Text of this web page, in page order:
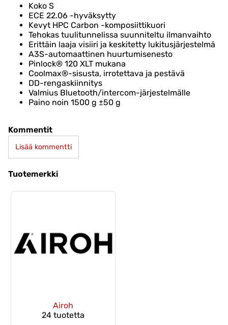
Koko S
ECE 22.06 -hyväksytty
Kevyt HPC Carbon -komposiittikuori
Tehokas tuulitunnelissa suunniteltu ilmanvaihto
Erittäin laaja visiiri ja keskitetty lukitusjärjestelmä
A3S-automaattinen huurtumisenesto
Pinlock® 120 XLT mukana
Coolmax®-sisusta, irrotettava ja pestävä
DD-rengaskiinnitys
Valmius Bluetooth/intercom-järjestelmälle
Paino noin 1500 g ±50 g
Kommentit
Lisää kommentti
Tuotemerkki
Airoh
24 tuotetta